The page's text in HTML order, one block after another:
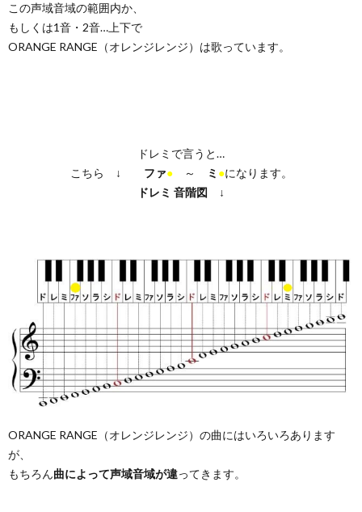
この声域音域の範囲内か、
もしくは1音・2音…上下で
ORANGE RANGE（オレンジレンジ）は歌っています。
ドレミで言うと…
こちら ↓ ファ●～ ミ ●になります。
ドレミ 音階図 ↓
ORANGE RANGE（オレンジレンジ）の曲にはいろいろあります
が、
もちろん曲によって声域音域が違ってきます。